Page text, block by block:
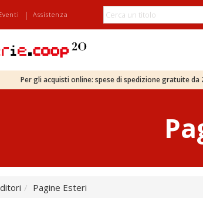
| Assistenza
Per gli acquisti online: spese di spedizione gratuite
Pagine Esteri